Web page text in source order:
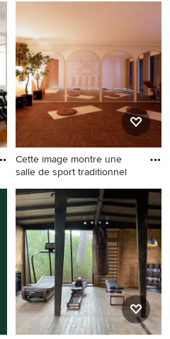
Cette image montre une
salle de sport traditionnel
Cette image montre une
salle de sport traditionnelle.